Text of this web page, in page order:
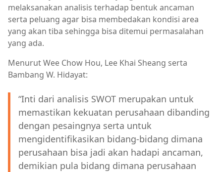
melaksanakan analisis terhadap bentuk ancaman
serta peluang agar bisa membedakan kondisi area
yang akan tiba sehingga bisa ditemui permasalahan
yang ada.
Menurut Wee Chow Hou, Lee Khai Sheang serta
Bambang W. Hidayat:
“Inti dari analisis SWOT merupakan untuk
memastikan kekuatan perusahaan dibanding
dengan pesaingnya serta untuk
mengidentifikasikan bidang-bidang dimana
perusahaan bisa jadi akan hadapi ancaman,
demikian pula bidang dimana perusahaan